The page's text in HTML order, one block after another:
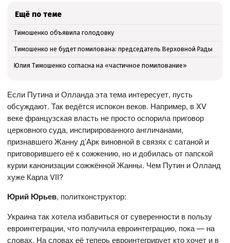
Ещё по теме
Тимошенко объявила голодовку
Тимошенко не будет помилована: председатель Верховной Рады
Юлия Тимошенко согласна на «частичное помилование»
Если Путина и Олланда эта тема интересует, пусть
обсуждают. Так ведётся испокон веков. Например, в XV
веке французская власть не просто оспорила приговор
церковного суда, инспирированного англичанами,
признавшего Жанну д’Арк виновной в связях с сатаной и
приговорившего её к сожжению, но и добилась от папской
курии канонизации сожжённой Жанны. Чем Путин и Олланд
хуже Карла VII?
Юрий Юрьев, политконструктор:
Украина так хотела избавиться от суверенности в пользу
евроинтеграции, что получила евроинтеграцию, пока — на
словах. На словах её теперь евроинтегрирует кто хочет и в